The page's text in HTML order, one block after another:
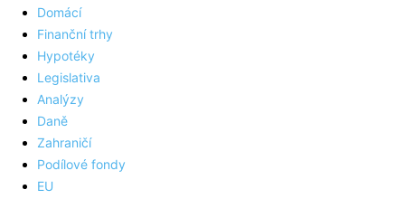
Domácí
Finanční trhy
Hypotéky
Legislativa
Analýzy
Daně
Zahraničí
Podílové fondy
EU